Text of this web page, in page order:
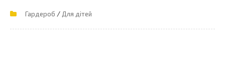
Гардероб / Для дітей